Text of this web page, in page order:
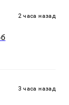
2 часа назад
3 часа назад